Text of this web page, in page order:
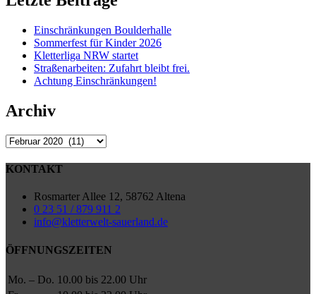
Einschränkungen Boulderhalle
Sommerfest für Kinder 2026
Kletterliga NRW startet
Straßenarbeiten: Zufahrt bleibt frei.
Achtung Einschränkungen!
Archiv
Archiv
KONTAKT
Rosmarter Allee 12, 58762 Altena
0 23 51 / 879 911 2
info@kletterwelt-sauerland.de
ÖFFNUNGSZEITEN
Mo. – Do. 10.00 bis 22.00 Uhr